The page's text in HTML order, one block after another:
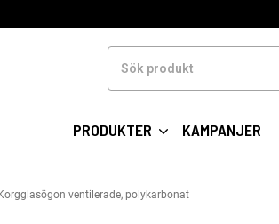
produkt
PRODUKTER KAMPANJER
Korgglasögon ventilerade, polykarbonat